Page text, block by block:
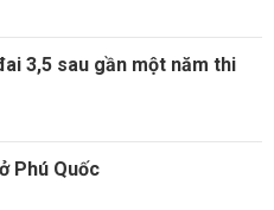
3,5 sau gần một năm thi
Phú Quốc